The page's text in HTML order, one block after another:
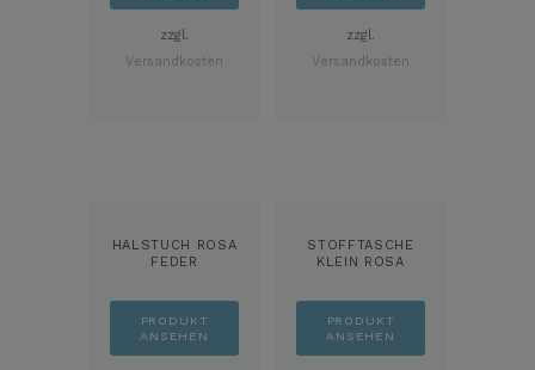
zzgl.
Versandkosten
zzgl.
Versandkosten
HALSTUCH ROSA
FEDER
PRODUKT
ANSEHEN
STOFFTASCHE
KLEIN ROSA
PRODUKT
ANSEHEN